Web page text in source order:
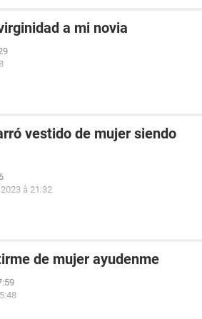
a mi novia
vestido de mujer siendo
à 21:32
de mujer ayudenme